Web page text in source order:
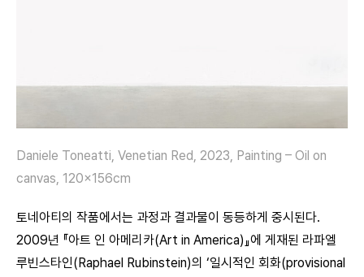
Daniele Toneatti, Venetian Red, 2023, Painting – Oil on
canvas, 120x156cm
토네아티의 작품에서는 과정과 결과물이 동등하게 중시된다.
2009년 『아트 인 아메리카(Art in America)』에 게재된 라파엘
루빈스타인(Raphael Rubinstein)의 ‘일시적인 회화(provisional